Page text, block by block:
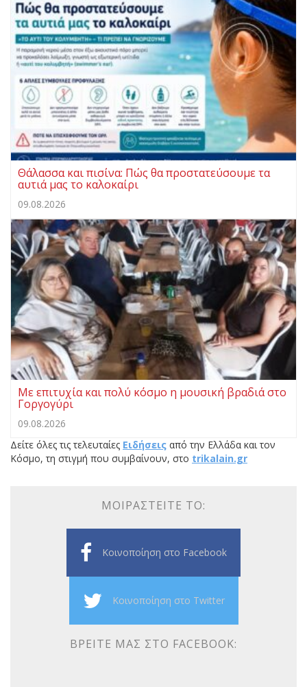
Θάλασσα και πισίνα: Πώς θα προστατεύσουμε τα
αυτιά μας το καλοκαίρι
09.08.2026
Με επιτυχία και πολύ κόσμο η μουσική βραδιά στο
Γοργογύρι
09.08.2026
Δείτε όλες τις τελευταίες Ειδήσεις από την Ελλάδα και τον
Κόσμο, τη στιγμή που συμβαίνουν, στο trikalain.gr
ΜΟΙΡΑΣΤΕΊΤΕ ΤΟ:
Κοινοποίηση στο Facebook
Κοινοποίηση στο Twitter
ΒΡΕΊΤΕ ΜΑΣ ΣΤΟ FACEBOOK: